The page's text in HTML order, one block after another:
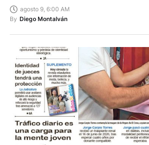
agosto 9, 6:00 AM
By Diego Montalván